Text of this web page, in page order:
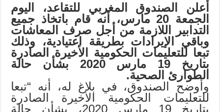
أعلن الصندوق المغربي للتقاعد، اليوم
الجمعة 20 مارس، أنه قام باتخاذ جميع
التدابير اللازمة من أجل صرف المعاشات
وباقي الإيرادات بطريقة اعتيادية، وذلك
تبعا للتعليمات الحكومية الأخيرة الصادرة
بتاريخ 19 مارس 2020 بشأن حالة
الطوارئ الصحية.
وأوضح الصندوق، في بلاغ له، أنه “تبعا
للتعليمات الحكومية الأخيرة الصادرة
بتاريخ 19 مارس 2020، بشأن حالة